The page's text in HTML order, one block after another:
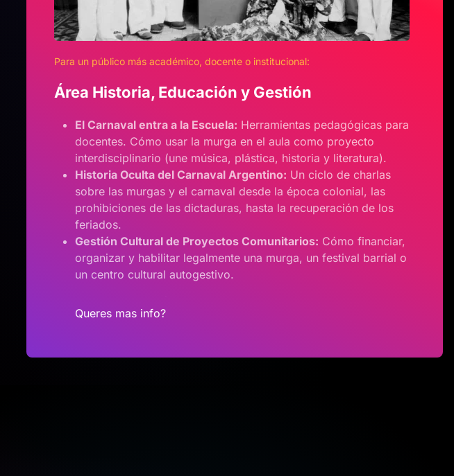
Para un público más académico, docente o institucional:
Área Historia, Educación y Gestión
El Carnaval entra a la Escuela: Herramientas pedagógicas para
docentes. Cómo usar la murga en el aula como proyecto
interdisciplinario (une música, plástica, historia y literatura).
Historia Oculta del Carnaval Argentino: Un ciclo de charlas
sobre las murgas y el carnaval desde la época colonial, las
prohibiciones de las dictaduras, hasta la recuperación de los
feriados.
Gestión Cultural de Proyectos Comunitarios: Cómo financiar,
organizar y habilitar legalmente una murga, un festival barrial o
un centro cultural autogestivo.
Queres mas info?